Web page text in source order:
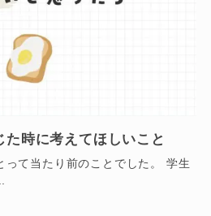
時に考えてほしいこと
って当たり前のことでした。 学生